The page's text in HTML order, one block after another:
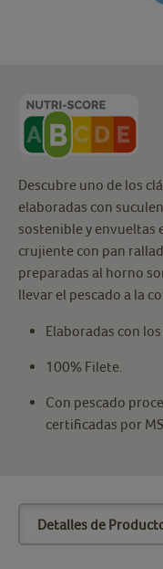
Descubre uno de los
elaboradas con
sostenible y envueltas
crujiente con pan
preparadas al horno
llevar el pescado a la
Elaboradas con
100% Filete.
Con pescado
certificadas por